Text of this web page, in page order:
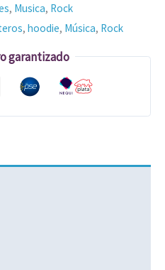
, Musica, Rock
, hoodie, Música, Rock
garantizado